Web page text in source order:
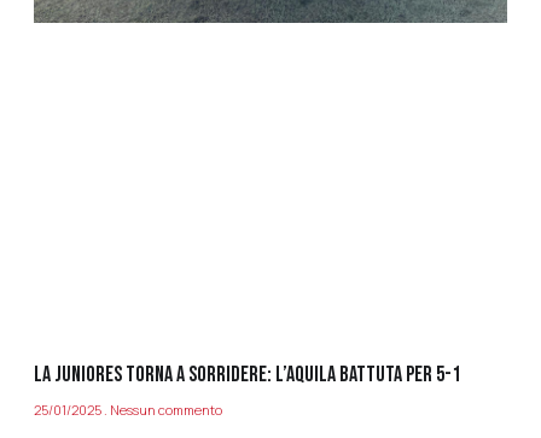
LA JUNIORES TORNA A SORRIDERE: L’AQUILA BATTUTA PER 5-1
25/01/2025 Nessun commento